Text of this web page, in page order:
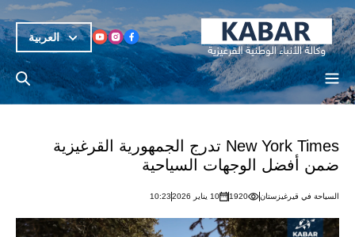
العربية
New York Times تدرج الجمهورية القرغيزية
ضمن أفضل الوجهات السياحية
السياحة في قيرغيزستان 1920 10 يناير 2026 10:23